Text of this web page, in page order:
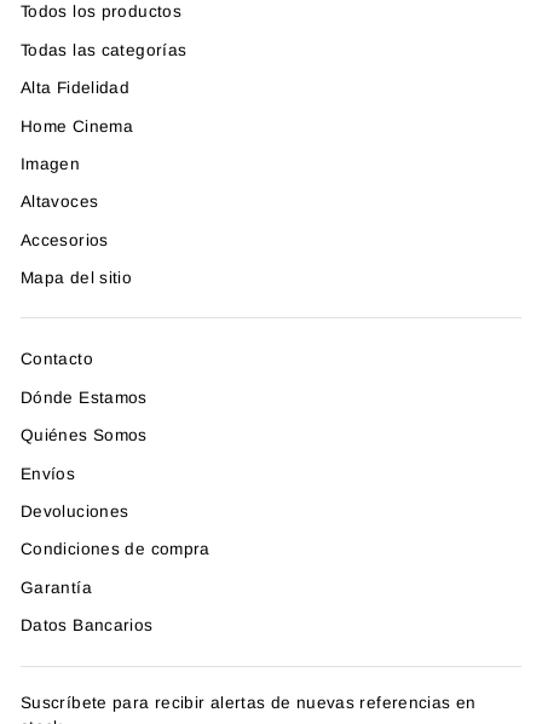
Todos los productos
Todas las categorías
Alta Fidelidad
Home Cinema
Imagen
Altavoces
Accesorios
Mapa del sitio
Contacto
Dónde Estamos
Quiénes Somos
Envíos
Devoluciones
Condiciones de compra
Garantía
Datos Bancarios
Suscríbete para recibir alertas de nuevas referencias en